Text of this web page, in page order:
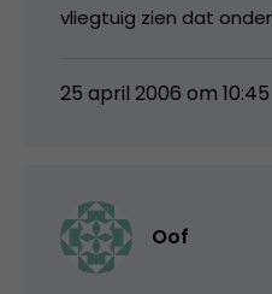
vliegtuig zien dat
25 april 2006 om 10:45
Oof